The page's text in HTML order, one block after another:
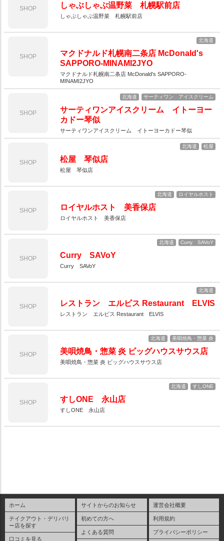
SHOP しゃぶしゃぶ温野菜 札幌駅前店
しゃぶしゃぶ温野菜 札幌駅前店
SHOP
北海道
マクドナルド札幌南二条店 McDonald's
SAPPORO-MINAMI2JYO
マクドナルド札幌南二条店 McDonald's SAPPORO-
MINAMI2JYO
SHOP
北海道 サーティワン アイスクリーム
サーティワンアイスクリーム イトーヨー
カドー琴似
サーティワンアイスクリーム イトーヨーカドー琴似
SHOP
北海道 松屋
松屋 琴似店
松屋 琴似店
SHOP
北海道 ロイヤルホスト
ロイヤルホスト 美香保店
ロイヤルホスト 美香保店
SHOP
北海道 Curry SAVoY
Curry SAVoY
Curry SAVoY
SHOP
北海道
レストラン エルビス Restaurant ELVIS
レストラン エルビス Restaurant ELVIS
SHOP
北海道 美唄焼鳥・惣菜 炎
美唄焼鳥・惣菜 炎 ビッグハウスサウス店
美唄焼鳥・惣菜 炎 ビッグハウスサウス店
SHOP
北海道 すしONE
すしONE 永山店
すしONE 永山店
ホーム
テイクアウト・デリバリ
ー店を探す
口コミを見る
サイトからのお知らせ
初めての方へ
よくある質問
運営会社概要
利用規約
プライバシーポリシー